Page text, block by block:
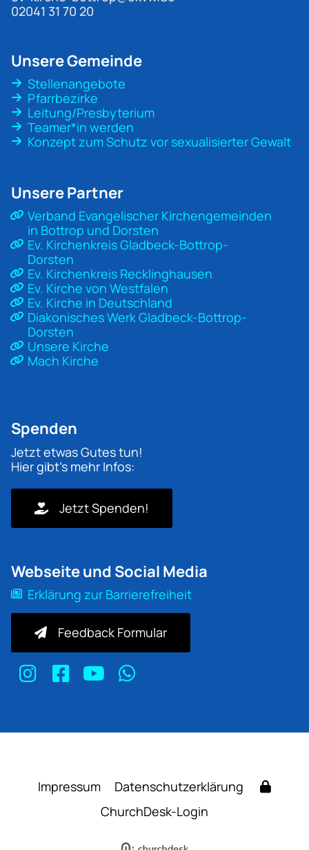
02041 31 70 20
Unsere Gemeinde
Stellenangebote
Pfarrbezirke
Leitung/Presbyterium
Teamer*in werden
Konzept zum Schutz vor sexualisierter Gewalt
Unsere Partner
Verband Evangelischer Kirchengemeinden
in Bottrop und Dorsten
Ev. Kirchenkreis Gladbeck-Bottrop-
Dorsten
Ev. Kirchenkreis Recklinghausen
Ev. Kirche von Westfalen
Ev. Kirche in Deutschland
Diakonisches Werk Gladbeck-Bottrop-
Dorsten
Unsere Kirche
Mach Kirche
Spenden
Jetzt etwas Gutes tun!
Hier gibt's mehr Infos:
Jetzt Spenden!
Webseite und Social Media
Erklärung zur Barrierefreiheit
Feedback Formular
Impressum
Datenschutzerklärung
ChurchDesk-Login